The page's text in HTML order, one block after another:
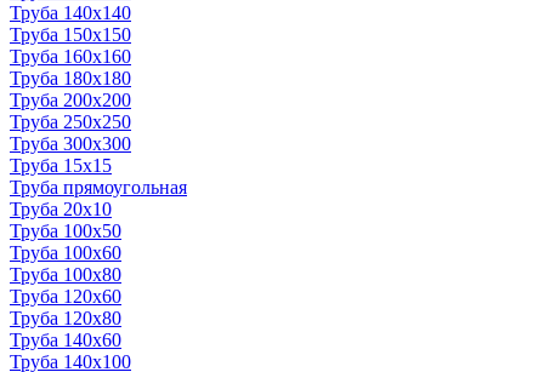
Труба 140x140
Труба 150x150
Труба 160x160
Труба 180x180
Труба 200x200
Труба 250x250
Труба 300x300
Труба 15x15
Труба прямоугольная
Труба 20x10
Труба 100x50
Труба 100x60
Труба 100x80
Труба 120x60
Труба 120x80
Труба 140x60
Труба 140x100